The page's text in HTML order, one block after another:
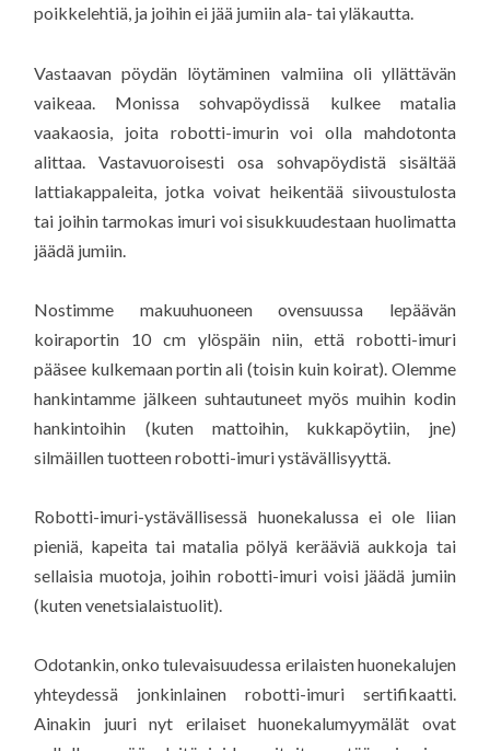
poikkelehtiä, ja joihin ei jää jumiin ala- tai yläkautta.
Vastaavan pöydän löytäminen valmiina oli yllättävän
vaikeaa. Monissa sohvapöydissä kulkee matalia
vaakaosia, joita robotti-imurin voi olla mahdotonta
alittaa. Vastavuoroisesti osa sohvapöydistä sisältää
lattiakappaleita, jotka voivat heikentää siivoustulosta
tai joihin tarmokas imuri voi sisukkuudestaan huolimatta
jäädä jumiin.
Nostimme makuuhuoneen ovensuussa lepäävän
koiraportin 10 cm ylöspäin niin, että robotti-imuri
pääsee kulkemaan portin ali (toisin kuin koirat). Olemme
hankintamme jälkeen suhtautuneet myös muihin kodin
hankintoihin (kuten mattoihin, kukkapöytiin, jne)
silmäillen tuotteen robotti-imuri ystävällisyyttä.
Robotti-imuri-ystävällisessä huonekalussa ei ole liian
pieniä, kapeita tai matalia pölyä kerääviä aukkoja tai
sellaisia muotoja, joihin robotti-imuri voisi jäädä jumiin
(kuten venetsialaistuolit).
Odotankin, onko tulevaisuudessa erilaisten huonekalujen
yhteydessä jonkinlainen robotti-imuri sertifikaatti.
Ainakin juuri nyt erilaiset huonekalumyymälät ovat